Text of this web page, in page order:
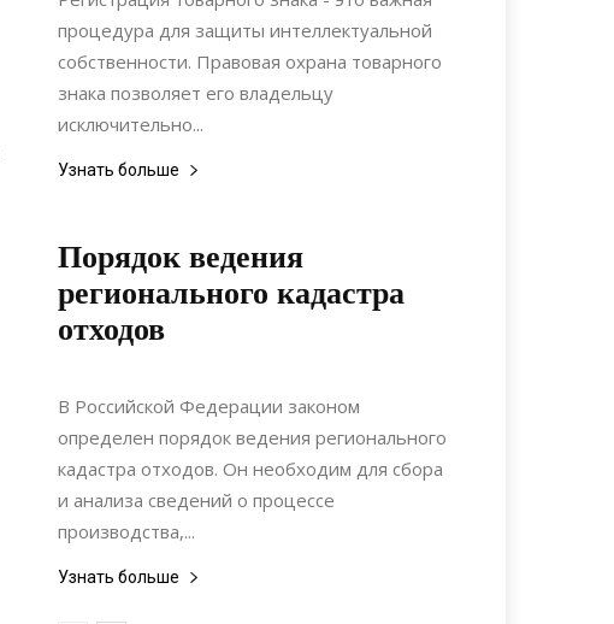
процедура для защиты интеллектуальной
собственности. Правовая охрана товарного
знака позволяет его владельцу
исключительно...
Узнать больше
Порядок ведения
регионального кадастра
отходов
24.10.2021
В Российской Федерации законом
определен порядок ведения регионального
кадастра отходов. Он необходим для сбора
и анализа сведений о процессе
производства,...
Узнать больше